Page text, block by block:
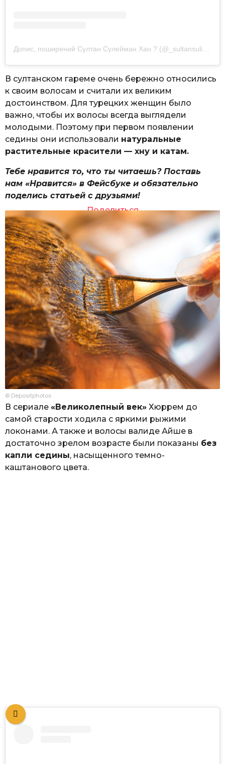
В султанском гареме очень бережно относились
к своим волосам и считали их великим
достоинством. Для турецких женщин было
важно, чтобы их волосы всегда выглядели
молодыми. Поэтому при первом появлении
седины они использовали натуральные
растительные красители — хну и катам.
Тебе нравится то, что ты читаешь? Поставь
нам «Нравится» в Фейсбуке и обязательно
поделись статьей с друзьями!
Поделиться
© Depositphotos
В сериале «Великолепный век» Хюррем до
самой старости ходила с яркими рыжими
локонами. А также и волосы валиде Айше в
достаточно зрелом возрасте были показаны без
капли седины, насыщенного темно-
каштанового цвета.